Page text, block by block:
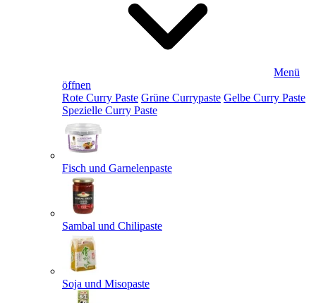
Menü
öffnen
Rote Curry Paste Grüne Currypaste Gelbe Curry Paste
Spezielle Curry Paste
Fisch und Garnelenpaste
Sambal und Chilipaste
Soja und Misopaste